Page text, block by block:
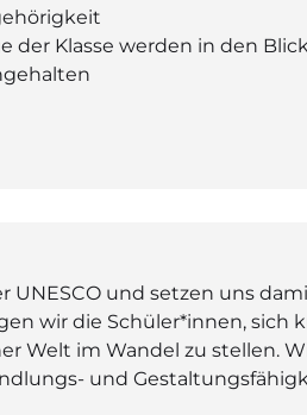
der Klasse werden in den
und setzen uns
wir die Schüler*innen, sich
Welt im Wandel zu stellen.
und